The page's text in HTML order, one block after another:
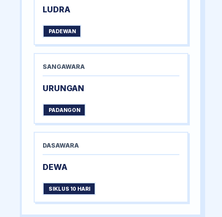
LUDRA
PADEWAN
SANGAWARA
URUNGAN
PADANGON
DASAWARA
DEWA
SIKLUS 10 HARI